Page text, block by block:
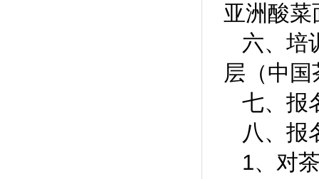
亚洲酸
六、培
层（中
七、报
八、报
1、对